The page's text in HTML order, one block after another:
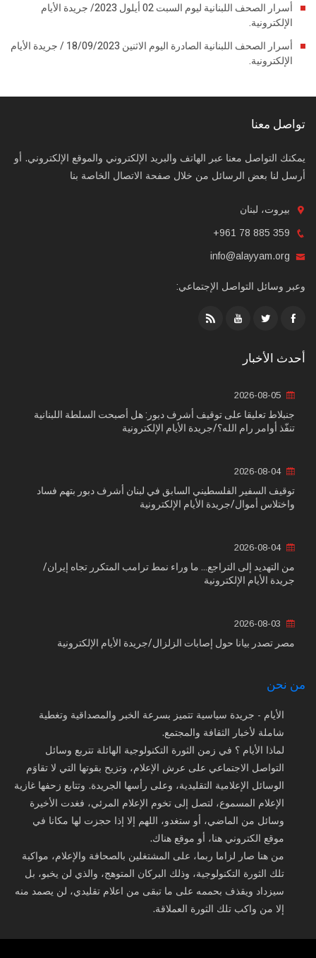
أسرار الصحف اللبنانية ليوم السبت 02 أيلول 2023/ جريدة الأيام
الإلكترونية.
أسرار الصحف اللبنانية الصادرة اليوم الاثنين 18/09/2023 / جريدة الأيام
الإلكترونية.
تواصل معنا
يمكنك التواصل معنا عبر الهاتف والبريد الإلكتروني والموقع الإلكتروني. أو
أرسل لنا بعض الرسائل من خلال صفحة الاتصال الخاصة بنا
بيروت، لبنان
+961 78 885 359
info@alayyam.org
وعبر وسائل التواصل الإجتماعي:
أحدث الأخبار
جنبلاط تعليقا على توقيف أشرف دبور: هل أصبحت السلطة اللبنانية
تنفّذ أوامر رام الله؟/جريدة الأيام الإلكترونية
2026-08-04
توقيف السفير الفلسطيني السابق في لبنان أشرف دبور بتهم فساد
واختلاس أموال/جريدة الأيام الإلكترونية
2026-08-04
من التهديد إلى التراجع... ما وراء نمط ترامب المتكرر تجاه إيران/
جريدة الأيام الإلكترونية
مصر تصدر بيانا حول إصابات الزلزال/جريدة الأيام الإلكترونية
من نحن
الأيام - جريدة سياسية تتميز بسرعة الخبر والمصداقية وتغطية
شاملة لأخبار الثقافة والمجتمع.
لماذا الأيام ؟ في زمن الثورة التكنولوجية الهائلة تتربع وسائل
التواصل الاجتماعي على عرش الإعلام، وتزيح بقوتها التي لا تقاوَم
الوسائل الإعلامية التقليدية، وعلى رأسها الجريدة. وتتابع زحفها غازية
الإعلام المسموع، لتصل إلى تخوم الإعلام المرئي، فغدت الأخيرة
وسائل من الماضي، أو ستغدو، اللهم إلا إذا حجزت لها مكانا في
موقع الكتروني هنا، أو موقع هناك.
من هنا صار لزاما ربما، على المشتغلين بالصحافة والإعلام، مواكبة
تلك الثورة التكنولوجية، وذلك البركان المتوهج، والذي لن يخبو، بل
سيزداد ويقذف بحممه على ما تبقى من اعلام تقليدي، لن يصمد منه
إلا من واكب تلك الثورة العملاقة.